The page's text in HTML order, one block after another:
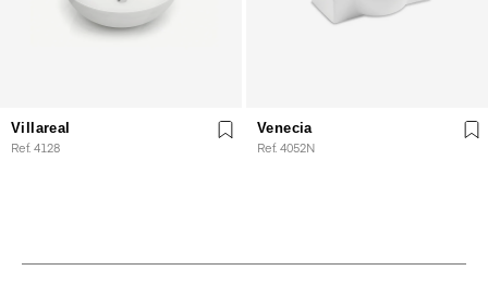
Villareal
Ref. 4128
Venecia
Ref. 4052N